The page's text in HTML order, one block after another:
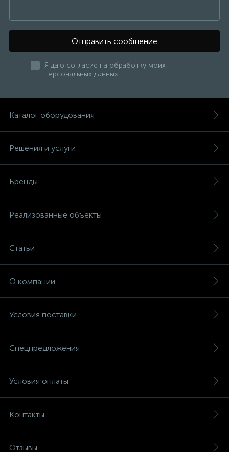
Отправить сообщение
Я даю согласие на обработку моих
персональных данных
Каталог оборудования
Решения и услуги
Бренды
Реализованные объекты
Статьи
О компании
Условия поставки
Спецпредложения
Условия оплаты
Контакты
Отзывы